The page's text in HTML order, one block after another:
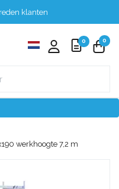
klanten
0 0
werkhoogte 7,2 m